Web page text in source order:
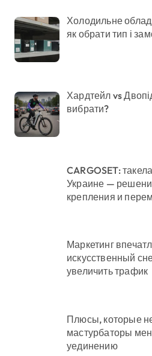
Холодильне
як обрати тип і
Хардтейл vs
вибрати?
CARGOSET:
Украине —
крепления и
Маркетинг
искусственный
увеличить трафик
Плюсы, которые
мастурбаторы
уединению